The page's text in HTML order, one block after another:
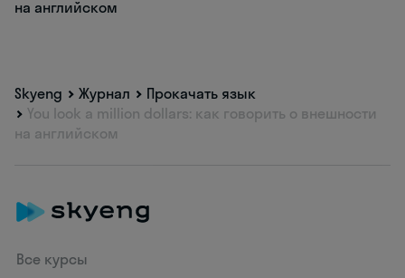
на английском
Skyeng Журнал
Прокачать язык
You look a million dollars: как говорить о внешности
на английском
Все курсы